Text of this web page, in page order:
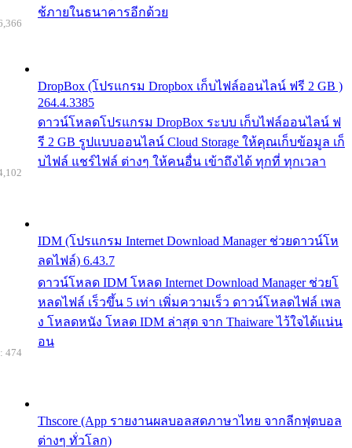
ช้ภายในธนาคารอีกด้วย
DropBox (โปรแกรม Dropbox เก็บไฟล์ออนไลน์ ฟรี 2 GB )
264.4.3385
ดาวน์โหลดโปรแกรม DropBox ระบบ เก็บไฟล์ออนไลน์ ฟ
รี 2 GB รูปแบบออนไลน์ Cloud Storage ให้คุณเก็บข้อมูล เก็
บไฟล์ แชร์ไฟล์ ต่างๆ ให้คนอื่น เข้าถึงได้ ทุกที่ ทุกเวลา
IDM (โปรแกรม Internet Download Manager ช่วยดาวน์โห
ลดไฟล์) 6.43.7
ดาวน์โหลด IDM โหลด Internet Download Manager ช่วยโ
หลดไฟล์ เร็วขึ้น 5 เท่า เพิ่มความเร็ว ดาวน์โหลดไฟล์ เพล
ง โหลดหนัง โหลด IDM ล่าสุด จาก Thaiware ไว้ใจได้แน่น
อน
Thscore (App รายงานผลบอลสดภาษาไทย จากลีกฟุตบอล
ต่างๆ ทั่วโลก)
474